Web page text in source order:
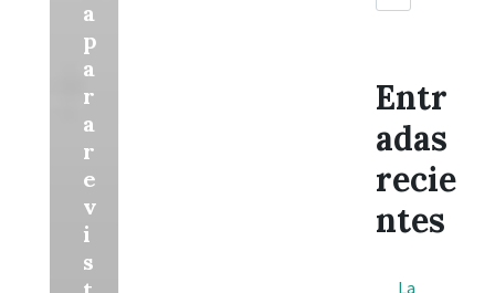
a
p
a
r
a
r
e
v
i
s
Entr
adas
recie
ntes
La